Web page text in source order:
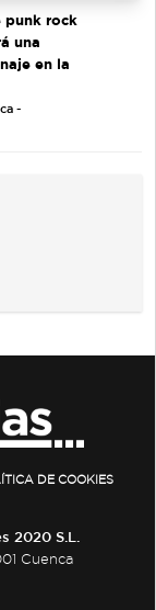
punk rock
una
en la
-
DE COOKIES
2020 S.L.
Cuenca